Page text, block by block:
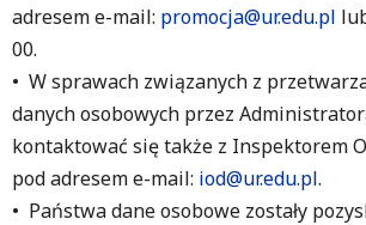
adresem e-mail: promocja@ur.edu.pl
00.
• W sprawach związanych z
danych osobowych przez
kontaktować się także z Inspektorem
pod adresem e-mail: iod@ur.edu.pl.
• Państwa dane osobowe zostały